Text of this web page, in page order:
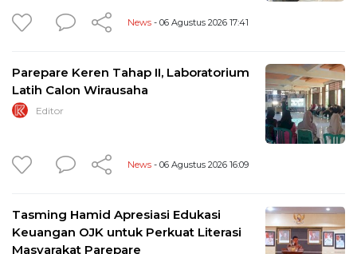
News - 06 Agustus 2026 17:41
Parepare Keren Tahap II, Laboratorium
Latih Calon Wirausaha
Editor
News - 06 Agustus 2026 16:09
Tasming Hamid Apresiasi Edukasi
Keuangan OJK untuk Perkuat Literasi
Masyarakat Parepare